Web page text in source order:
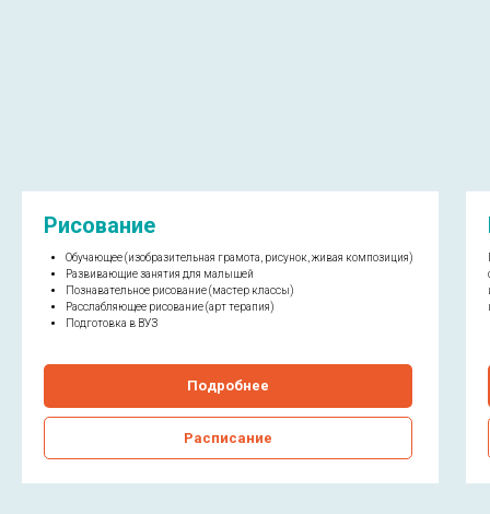
Рисование
Обучающее (изобразительная грамота, рисунок, живая композиция)
Развивающие занятия для малышей
Познавательное рисование (мастер классы)
Расслабляющее рисование (арт терапия)
Подготовка в ВУЗ
Подробнее
Расписание